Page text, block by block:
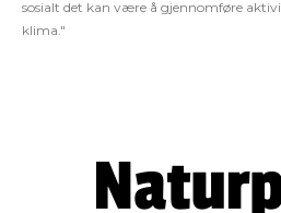
sosialt det kan være å gjennomføre
klima."